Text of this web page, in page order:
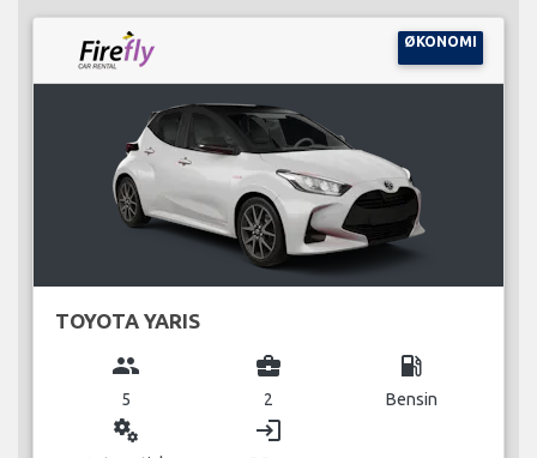
ØKONOMI
TOYOTA YARIS
group
5
business_center
2
local_gas_station
Bensin
miscellaneous_services login